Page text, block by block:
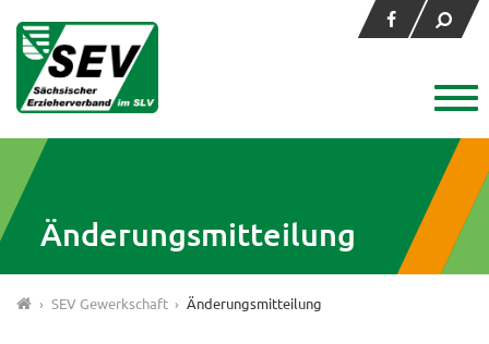
Änderungsmitteilung
› SEV Gewerkschaft › Änderungsmitteilung